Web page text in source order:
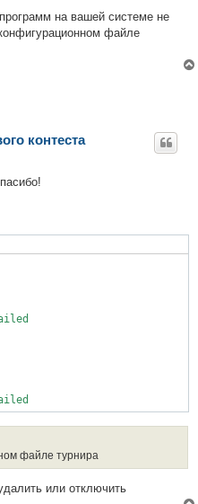
на вашей системе не
файле
контеста
файле турнира
или отключить